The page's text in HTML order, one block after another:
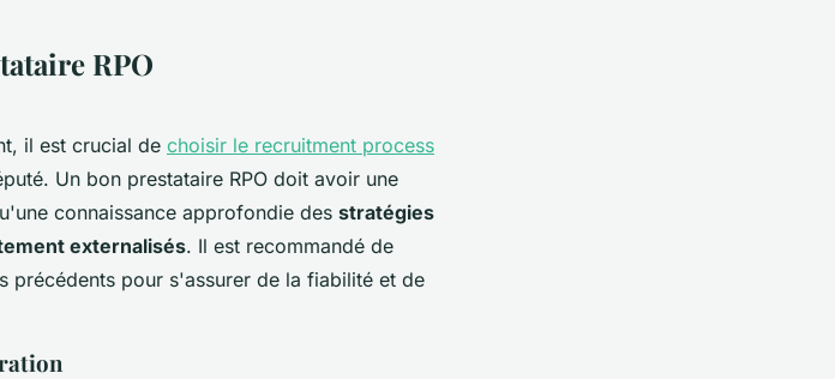
RPO
il est crucial de choisir le recruitment process
Un bon prestataire RPO doit avoir une
connaissance approfondie des stratégies
externalisés. Il est recommandé de
précédents pour s'assurer de la fiabilité et de